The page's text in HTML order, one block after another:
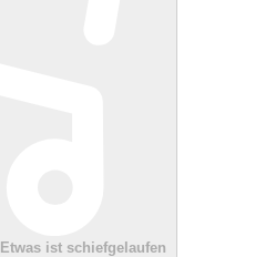
Etwas ist schiefgelaufen